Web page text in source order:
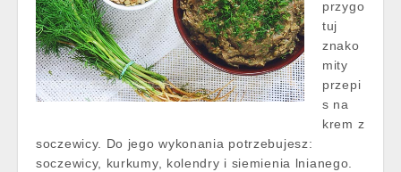
przygo
tuj
znako
mity
przepi
s na
krem z
soczewicy. Do jego wykonania potrzebujesz:
soczewicy, kurkumy, kolendry i siemienia lnianego.